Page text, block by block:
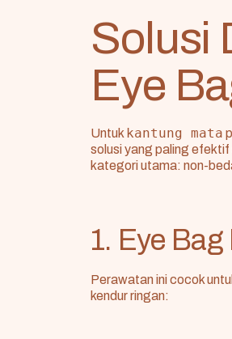
Solusi
Eye
Untuk kantung mata
solusi yang paling
kategori utama: non-
1. Eye
Perawatan ini cocok
kendur ringan: